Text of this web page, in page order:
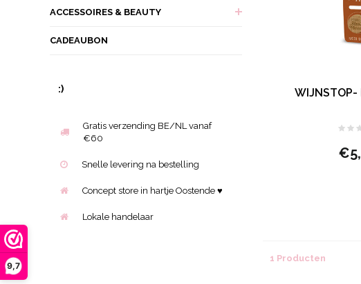
9,7
ACCESSOIRES & BEAUTY
CADEAUBON
:)
Gratis verzending BE/NL vanaf
€60
Snelle levering na bestelling
Concept store in hartje Oostende ♥
Lokale handelaar
WIJNSTOP-
1 Producten